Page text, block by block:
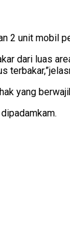
unit mobil
dari luas
yang